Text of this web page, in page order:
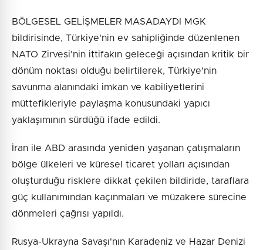
BÖLGESEL GELİŞMELER MASADAYDI MGK
bildirisinde, Türkiye'nin ev sahipliğinde düzenlenen
NATO Zirvesi'nin ittifakın geleceği açısından kritik bir
dönüm noktası olduğu belirtilerek, Türkiye'nin
savunma alanındaki imkan ve kabiliyetlerini
müttefikleriyle paylaşma konusundaki yapıcı
yaklaşımının sürdüğü ifade edildi.
İran ile ABD arasında yeniden yaşanan çatışmaların
bölge ülkeleri ve küresel ticaret yolları açısından
oluşturduğu risklere dikkat çekilen bildiride, taraflara
güç kullanımından kaçınmaları ve müzakere sürecine
dönmeleri çağrısı yapıldı.
Rusya-Ukrayna Savaşı'nın Karadeniz ve Hazar Denizi